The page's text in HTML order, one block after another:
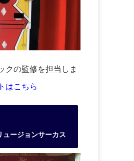
クの監修を担当しま
はこちら
ュージョンサーカス